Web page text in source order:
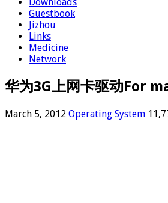
Guestbook
Jizhou
Links
Medicine
Network
华为3G上网卡驱动For
March 5, 2012 Operating System